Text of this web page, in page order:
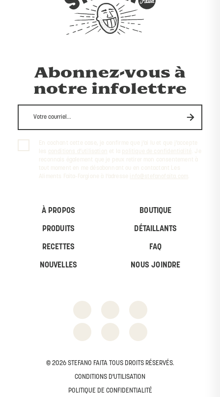
À PROPOS BOUTIQUE
PRODUITS DÉTAILLANTS
RECETTES FAQ
NOUVELLES NOUS JOINDRE
Abonnez-vous à
notre infolettre
En cochant cette case, je confirme que j’ai lu et que j’accepte
les conditions d’utilisation et la politique de confidentialité
. Je
reconnais également que je peux retirer mon consentement à
tout moment en me désabonnant ou en contactant Les
Aliments Faita-Forgione à l’adresse
info@stefanofaita.com
© 2026 STEFANO FAITA TOUS DROITS RÉSERVÉS.
CONDITIONS D'UTILISATION
POLITIQUE DE CONFIDENTIALITÉ